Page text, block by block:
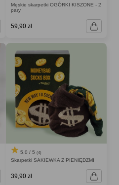
Męskie skarpetki OGÓRKI KISZONE - 2
pary
59,90 zł
5.0 / 5 (4)
Skarpetki SAKIEWKA Z PIENIĘDZMI
39,90 zł